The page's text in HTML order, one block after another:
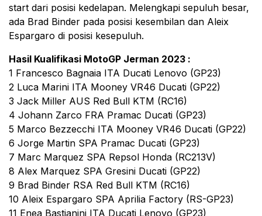
start dari posisi kedelapan. Melengkapi sepuluh besar,
ada Brad Binder pada posisi kesembilan dan Aleix
Espargaro di posisi kesepuluh.
Hasil Kualifikasi MotoGP Jerman 2023 :
1 Francesco Bagnaia ITA Ducati Lenovo (GP23)
2 Luca Marini ITA Mooney VR46 Ducati (GP22)
3 Jack Miller AUS Red Bull KTM (RC16)
4 Johann Zarco FRA Pramac Ducati (GP23)
5 Marco Bezzecchi ITA Mooney VR46 Ducati (GP22)
6 Jorge Martin SPA Pramac Ducati (GP23)
7 Marc Marquez SPA Repsol Honda (RC213V)
8 Alex Marquez SPA Gresini Ducati (GP22)
9 Brad Binder RSA Red Bull KTM (RC16)
10 Aleix Espargaro SPA Aprilia Factory (RS-GP23)
11 Enea Bastianini ITA Ducati Lenovo (GP23)